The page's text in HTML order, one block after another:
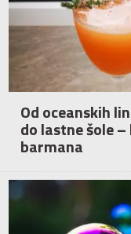
Od oceanskih
do lastne šole
barmana